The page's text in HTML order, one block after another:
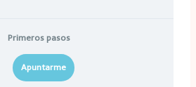
Primeros pasos